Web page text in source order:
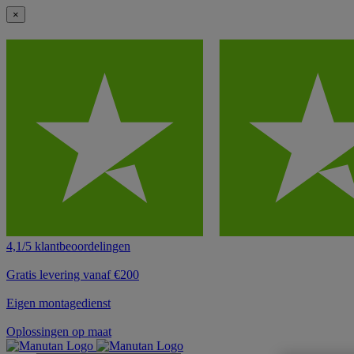
×
4,1/5 klantbeoordelingen
Gratis levering vanaf €200
Eigen montagedienst
Oplossingen op maat